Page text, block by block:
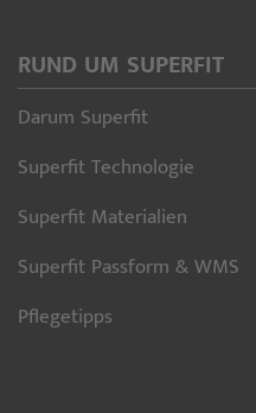
RUND UM SUPERFIT
Darum Superfit
Superfit Technologie
Superfit Materialien
Superfit Passform & WMS
Pflegetipps